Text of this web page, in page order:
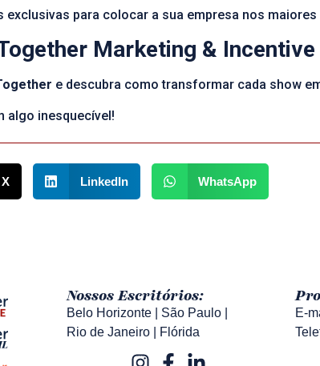
exclusivas para colocar a sua empresa nos maiores
Marketing &
e descubra como transformar cada show
algo inesquecível!
X LinkedIn WhatsApp
Nossos Escritórios:
Belo Horizonte | São Paulo |
Rio de Janeiro | Flórida
E-